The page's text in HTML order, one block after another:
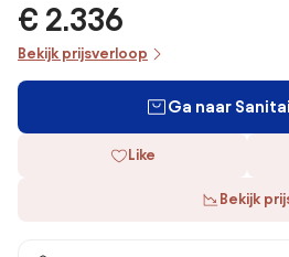
€ 2.336
Bekijk prijsverloop
Ga naar
Like
Bekijk